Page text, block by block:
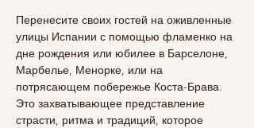
Перенесите своих гостей на оживленные
улицы Испании с помощью фламенко на
дне рождения или юбилее в Барселоне,
Марбелье, Менорке, или на
потрясающем побережье Коста-Брава.
Это захватывающее представление
страсти, ритма и традиций, которое